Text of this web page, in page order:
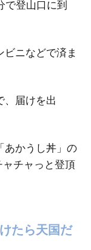
で登山口に到
ニなどで済ま
、届けを出
あかうし丼」の
チャっと登頂
たら天国だ